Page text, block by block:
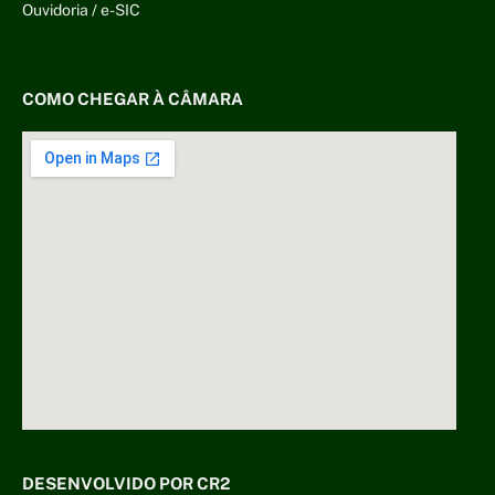
Ouvidoria /e-SIC
COMO CHEGAR À CÂMARA
DESENVOLVIDO POR CR2